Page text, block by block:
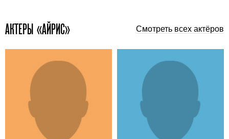
АКТЕРЫ «АЙРИС» Смотреть всех актёров